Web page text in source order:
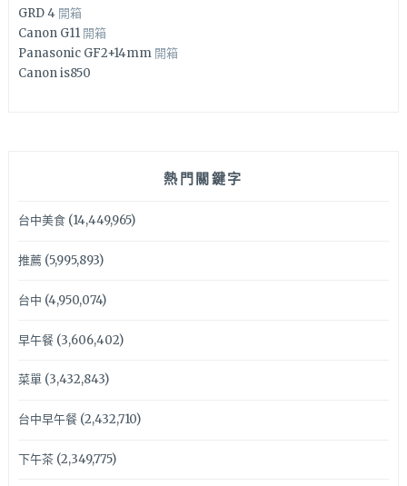
GRD 4 開箱
Canon G11 開箱
Panasonic GF2+14mm 開箱
Canon is850
熱門關鍵字
台中美食(14,449,965)
推薦(5,995,893)
台中 (4,950,074)
早午餐(3,606,402)
菜單(3,432,843)
台中早午餐(2,432,710)
下午茶(2,349,775)